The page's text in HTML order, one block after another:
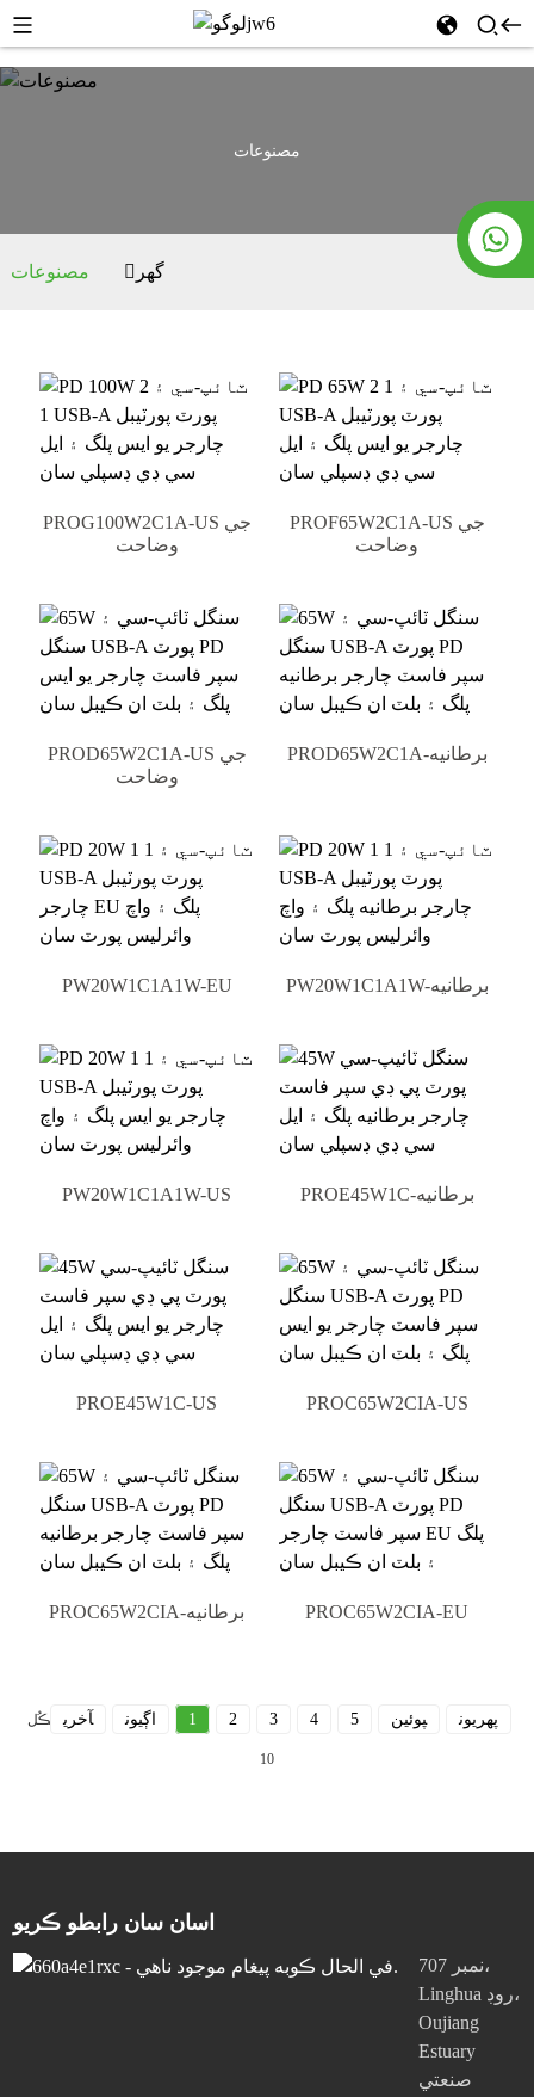
مصنوعات
گھر مصنوعات
PROG100W2C1A-US جي
وضاحت
PROF65W2C1A-US جي
وضاحت
PROD65W2C1A-US جي
وضاحت
PROD65W2C1A-برطانيه
PW20W1C1A1W-EU PW20W1C1A1W-برطانيه
PW20W1C1A1W-US PROE45W1C-برطانيه
PROE45W1C-US PROC65W2CIA-US
PROC65W2CIA-برطانيه PROC65W2CIA-EU
پهريون پوئين 1 2 3 4 5 اڳيون آخري ڪُل
10
اسان سان رابطو ڪريو
نمبر 707،
Linghua روڊ،
Oujiang
Estuary
صنعتي